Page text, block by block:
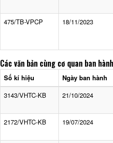
475/TB-VPCP
18/11/2023
Các văn bản cùng cơ quan ban hành
Số kí hiệu Ngày ban hành
3143/VHTC-KB
21/10/2024
2172/VHTC-KB
19/07/2024